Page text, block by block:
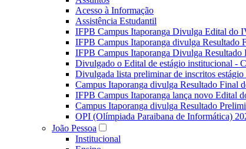
Acesso à Informação
Assistência Estudantil
IFPB Campus Itaporanga Divulga Edital do
IFPB Campus Itaporanga divulga Resultado
IFPB Campus Itaporanga Divulga
Divulgado o Edital de estágio institucional -
Divulgada lista preliminar de inscritos
Campus Itaporanga divulga Resultado Final
IFPB Campus Itaporanga lança novo Edital
Campus Itaporanga divulga Resultado
OPI (Olímpiada Paraibana de Informática)
João Pessoa
Institucional